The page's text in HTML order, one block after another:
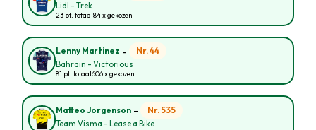
Lidl - Trek
23 pt. totaal84 x gekozen
Lenny Martinez - Nr. 44
Bahrain - Victorious
81 pt. totaal606 x gekozen
Matteo Jorgenson - Nr. 535
Team Visma - Lease a Bike